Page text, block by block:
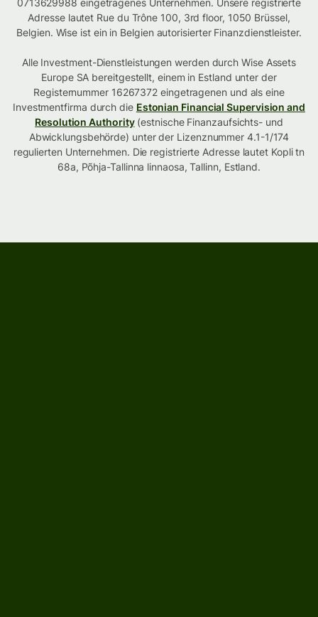
0713629988 eingetragenes Unternehmen. Unsere registrierte
Adresse lautet Rue du Trône 100, 3rd floor, 1050 Brüssel,
Belgien. Wise ist ein in Belgien autorisierter Finanzdienstleister.
Alle Investment-Dienstleistungen werden durch Wise Assets
Europe SA bereitgestellt, einem in Estland unter der
Registernummer 16267372 eingetragenen und als eine
Investmentfirma durch die Estonian Financial Supervision and
Resolution Authority(estnische Finanzaufsichts- und
Abwicklungsbehörde) unter der Lizenznummer 4.1-1/174
regulierten Unternehmen. Die registrierte Adresse lautet Kopli tn
68a, Põhja-Tallinna linnaosa, Tallinn, Estland.